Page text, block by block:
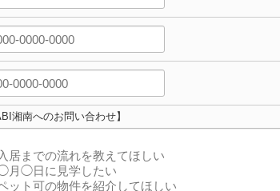
湘南へのお問い合わせ】